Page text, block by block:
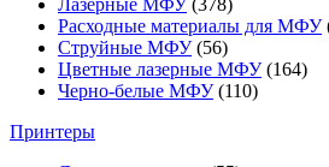
Лазерные МФУ(378)
Расходные материалы для МФУ
Струйные МФУ(56)
Цветные лазерные МФУ(164)
Черно-белые МФУ(110)
Принтеры